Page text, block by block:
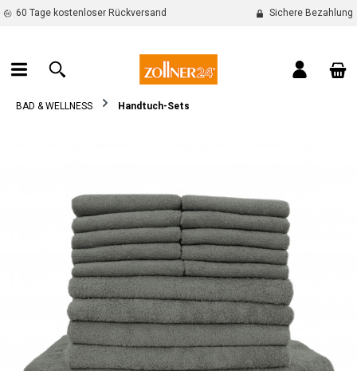
springen
60 Tage kostenloser Rückversand Sichere Bezahlung
BAD & WELLNESS Handtuch-Sets